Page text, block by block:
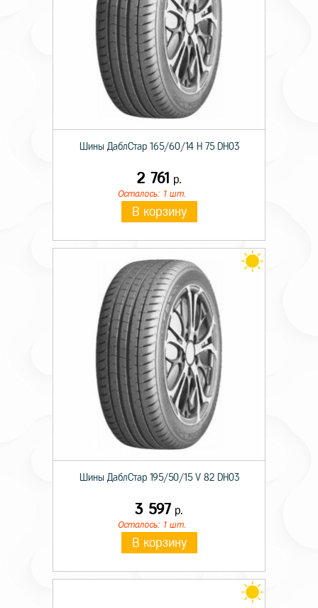
Шины ДаблСтар 165/60/14 H 75 DH03
2 761 р.
Осталось: 1 шт.
В корзину
Шины ДаблСтар 195/50/15 V 82 DH03
3 597 р.
Осталось: 1 шт.
В корзину